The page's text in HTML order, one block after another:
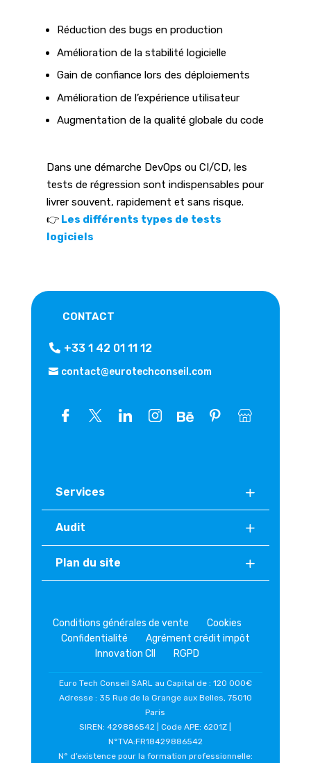
Réduction des bugs en production
Amélioration de la stabilité logicielle
Gain de confiance lors des déploiements
Amélioration de l’expérience utilisateur
Augmentation de la qualité globale du code
Dans une démarche DevOps ou CI/CD, les
tests de régression sont indispensables pour
livrer souvent, rapidement et sans risque.
👉 Les différents types de tests
logiciels
CONTACT
+33 1 42 01 11 12
contact@eurotechconseil.com
Services
Audit
Plan du site
Conditions générales de vente
Cookies
Confidentialité
Agrément crédit impôt
Innovation CII
RGPD
Euro Tech Conseil SARL au Capital de : 120 000€
Adresse : 35 Rue de la Grange aux Belles, 75010
Paris
SIREN: 429886542 | Code APE: 6201Z |
N°TVA:FR18429886542
N° d’existence pour la formation professionnelle: